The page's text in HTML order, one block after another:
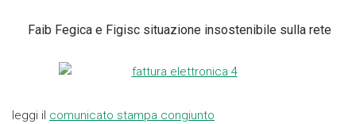
Faib Fegica e Figisc situazione insostenibile sulla rete
leggi il comunicato stampa congiunto